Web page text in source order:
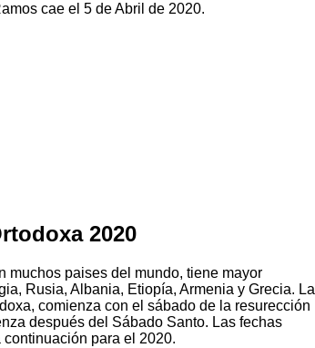
cae el 5 de Abril de 2020.
2020
muchos paises del mundo, tiene mayor
Rusia, Albania, Etiopía, Armenia y Grecia. La
comienza con el sábado de la resurección
después del Sábado Santo. Las fechas
para el 2020.